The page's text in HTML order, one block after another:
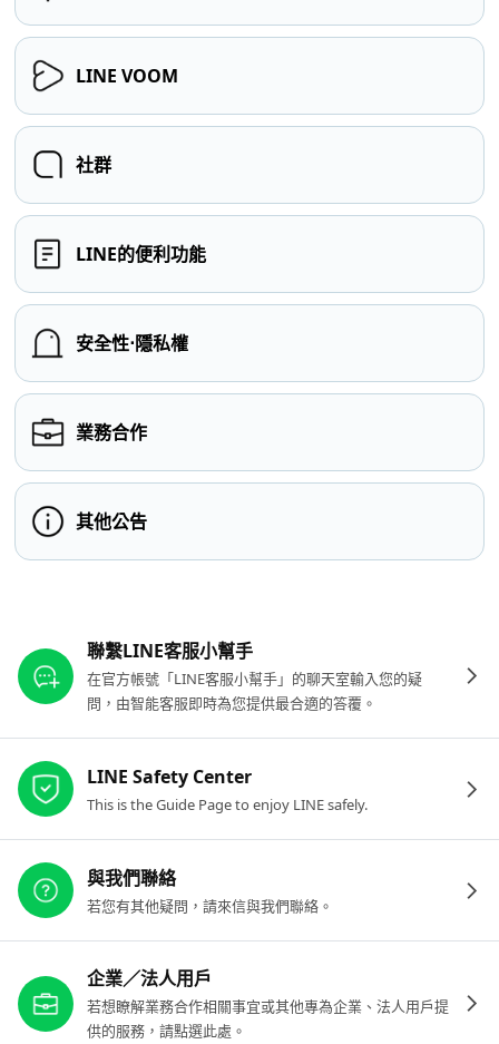
LINE VOOM
社群
LINE的便利功能
安全性⋅隱私權
業務合作
其他公告
聯繫LINE客服小幫手
在官方帳號「LINE客服小幫手」的聊天室輸入您的疑
問，由智能客服即時為您提供最合適的答覆。
LINE Safety Center
This is the Guide Page to enjoy LINE safely.
與我們聯絡
若您有其他疑問，請來信與我們聯絡。
企業／法人用戶
若想瞭解業務合作相關事宜或其他專為企業、法人用戶提
供的服務，請點選此處。